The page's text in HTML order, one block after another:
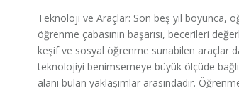
Teknoloji ve Araçlar: Son beş yıl boyunca,
öğrenme çabasının başarısı, becerileri
keşif ve sosyal öğrenme sunabilen araçlar
teknolojiyi benimsemeye büyük ölçüde
alanı bulan yaklaşımlar arasındadır.